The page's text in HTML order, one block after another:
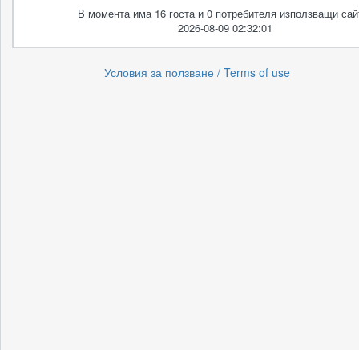
В момента има 16 госта и 0 потребителя използващи
2026-08-09 02:32:01
Условия за ползване / Terms of use